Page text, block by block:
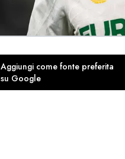
Aggiungi come fonte preferita
su Google